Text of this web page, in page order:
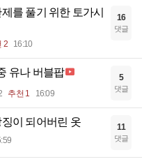
를 풀기 위한 토가시
2 16:10
16
댓글
유나 버블팝
추천 1 16:09
5
댓글
이 되어버린 옷 11
댓글